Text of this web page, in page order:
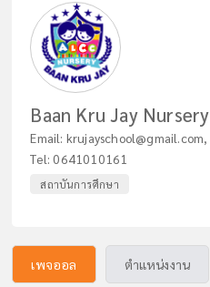
Baan Kru Jay Nursery
Email: krujayschool@gmail.com,
Tel:0641010161
สถาบันการศึกษา
เพจออล ตำแหน่งงาน